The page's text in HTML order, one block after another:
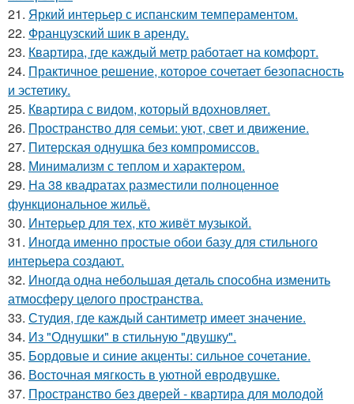
21. Яркий интерьер с испанским темпераментом.
22. Французский шик в аренду.
23. Квартира, где каждый метр работает на комфорт.
24. Практичное решение, которое сочетает безопасность
и эстетику.
25. Квартира с видом, который вдохновляет.
26. Пространство для семьи: уют, свет и движение.
27. Питерская однушка без компромиссов.
28. Минимализм с теплом и характером.
29. На 38 квадратах разместили полноценное
функциональное жильё.
30. Интерьер для тех, кто живёт музыкой.
31. Иногда именно простые обои базу для стильного
интерьера создают.
32. Иногда одна небольшая деталь способна изменить
атмосферу целого пространства.
33. Студия, где каждый сантиметр имеет значение.
34. Из "Однушки" в стильную "двушку".
35. Бордовые и синие акценты: сильное сочетание.
36. Восточная мягкость в уютной евродвушке.
37. Пространство без дверей - квартира для молодой